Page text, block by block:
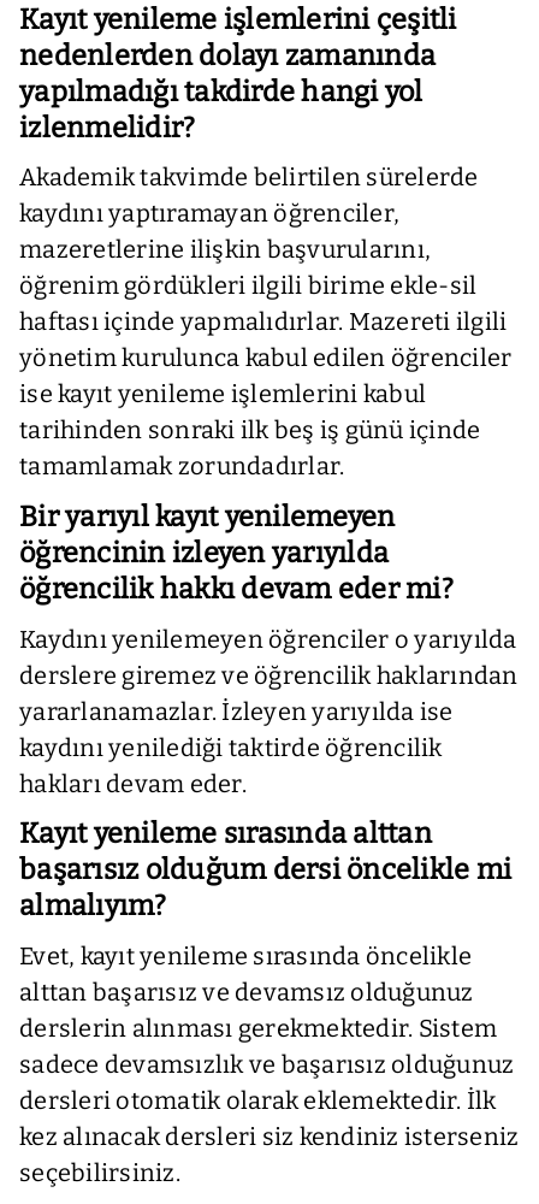
Kayıt yenileme işlemlerini çeşitli
nedenlerden dolayı zamanında
yapılmadığı takdirde hangi yol
izlenmelidir?
Akademik takvimde belirtilen sürelerde
kaydını yaptıramayan öğrenciler,
mazeretlerine ilişkin başvurularını,
öğrenim gördükleri ilgili birime ekle-sil
haftası içinde yapmalıdırlar. Mazereti ilgili
yönetim kurulunca kabul edilen öğrenciler
ise kayıt yenileme işlemlerini kabul
tarihinden sonraki ilk beş iş günü içinde
tamamlamak zorundadırlar.
Bir yarıyıl kayıt yenilemeyen
öğrencinin izleyen yarıyılda
öğrencilik hakkı devam eder mi?
Kaydını yenilemeyen öğrenciler o yarıyılda
derslere giremez ve öğrencilik haklarından
yararlanamazlar. İzleyen yarıyılda ise
kaydını yenilediği taktirde öğrencilik
hakları devam eder.
Kayıt yenileme sırasında alttan
başarısız olduğum dersi öncelikle mi
almalıyım?
Evet, kayıt yenileme sırasında öncelikle
alttan başarısız ve devamsız olduğunuz
derslerin alınması gerekmektedir. Sistem
sadece devamsızlık ve başarısız olduğunuz
dersleri otomatik olarak eklemektedir. İlk
kez alınacak dersleri siz kendiniz isterseniz
seçebilirsiniz.